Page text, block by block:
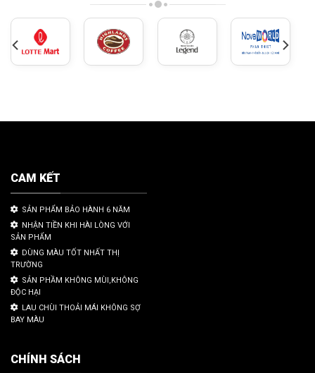
CAM KẾT
SẢN PHẨM BẢO HÀNH 6 NĂM
NHẬN TIỀN KHI HÀI LÒNG VỚI
SẢN PHẨM
DÙNG MÀU TỐT NHẤT THỊ
TRƯỜNG
SẢN PHẦM KHÔNG MÙI,KHÔNG
ĐỘC HẠI
LAU CHÙI THOẢI MÁI KHÔNG SỢ
BAY MÀU
CHÍNH SÁCH